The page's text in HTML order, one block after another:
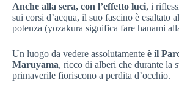
Anche alla sera, con l’effetto luci, i
sui corsi d’acqua, il suo fascino è esaltato
potenza (yozakura significa fare hanami
Un luogo da vedere assolutamente è il
Maruyama, ricco di alberi che durante la
primaverile fioriscono a perdita d’occhio.